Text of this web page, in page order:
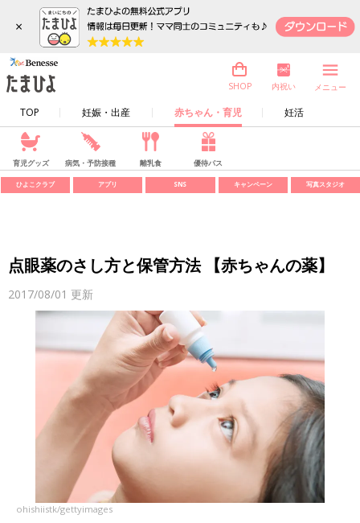
×
TOP 妊娠・出産 赤ちゃん・育児 妊活
SHOP 内祝い メニュー
育児グッズ 病気・予防接種 離乳食 優待パス
ひよこクラブ アプリ SNS キャンペーン 写真スタジオ
点眼薬のさし方と保管方法 【赤ちゃんの薬】
2017/08/01 更新
ohishiistk/gettyimages